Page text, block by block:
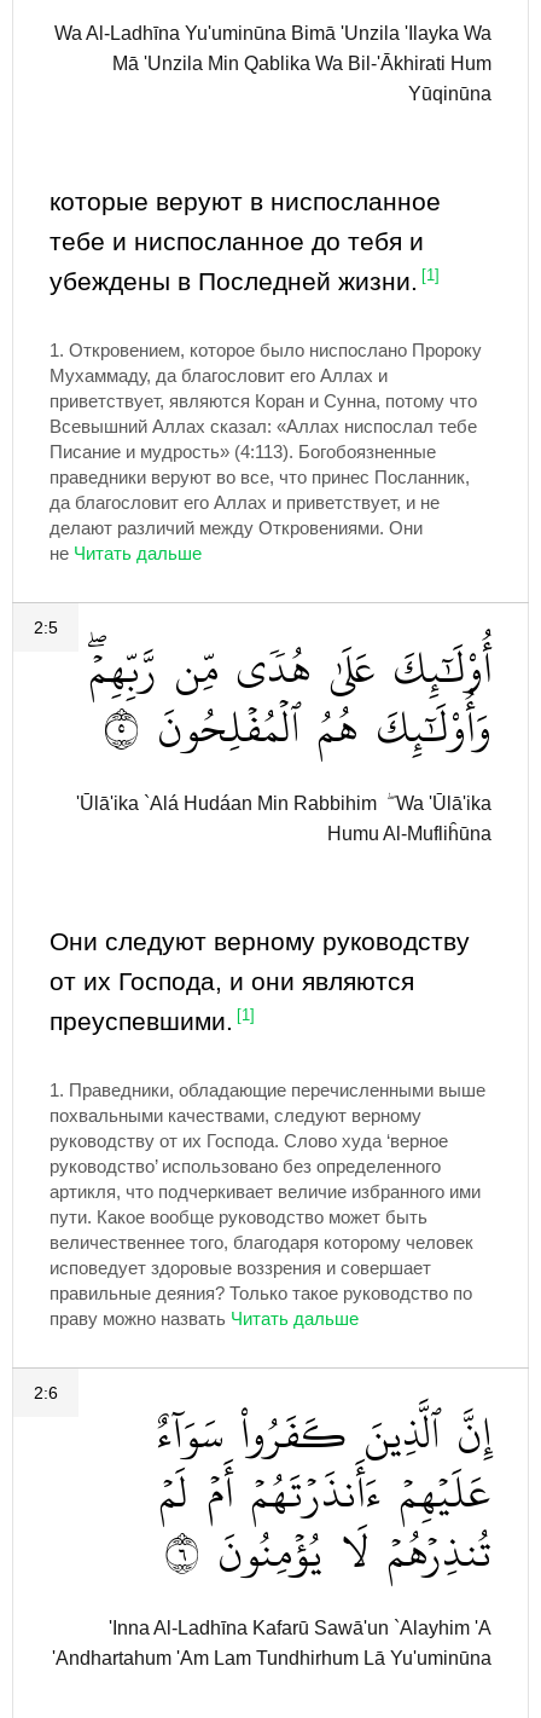
Wa Al-Ladhīna Yu'uminūna Bimā 'Unzila 'Ilayka Wa
Mā 'Unzila Min Qablika Wa Bil-'Ākhirati Hum
Yūqinūna
которые веруют в ниспосланное
тебе и ниспосланное до тебя и
убеждены в Последней жизни.
[1]
1. Откровением, которое было ниспослано Пророку
Мухаммаду, да благословит его Аллах и
приветствует, являются Коран и Сунна, потому что
Всевышний Аллах сказал: «Аллах ниспослал тебе
Писание и мудрость» (4:113). Богобоязненные
праведники веруют во все, что принес Посланник,
да благословит его Аллах и приветствует, и не
делают различий между Откровениями. Они
не
2:5 أُوْلَٰٓئِكَ عَلَىٰ هُدٗى مِّن رَّبِّهِمۡۖ
وَأُوْلَٰٓئِكَ هُمُ ٱلۡمُفۡلِحُونَ ٥
'Ūlā'ika `Alá Hudáan Min Rabbihim ۖ Wa 'Ūlā'ika
Humu Al-Mufliĥūna
Они следуют верному руководству
от их Господа, и они являются
преуспевшими.
[1]
1. Праведники, обладающие перечисленными выше
похвальными качествами, следуют верному
руководству от их Господа. Слово худа ‘верное
руководство’ использовано без определенного
артикля, что подчеркивает величие избранного ими
пути. Какое вообще руководство может быть
величественнее того, благодаря которому человек
исповедует здоровые воззрения и совершает
правильные деяния? Только такое руководство по
праву можно назвать
2:6 إِنَّ ٱلَّذِينَ كَفَرُواْ سَوَآءٌ
عَلَيۡهِمۡ ءَأَنذَرۡتَهُمۡ أَمۡ لَمۡ
تُنذِرۡهُمۡ لَا يُؤۡمِنُونَ ٦
'Inna Al-Ladhīna Kafarū Sawā'un `Alayhim 'A
'Andhartahum 'Am Lam Tundhirhum Lā Yu'uminūna